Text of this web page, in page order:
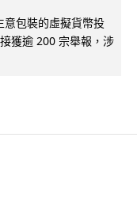
意包裝的虛擬貨幣投
獲逾 200 宗舉報，涉